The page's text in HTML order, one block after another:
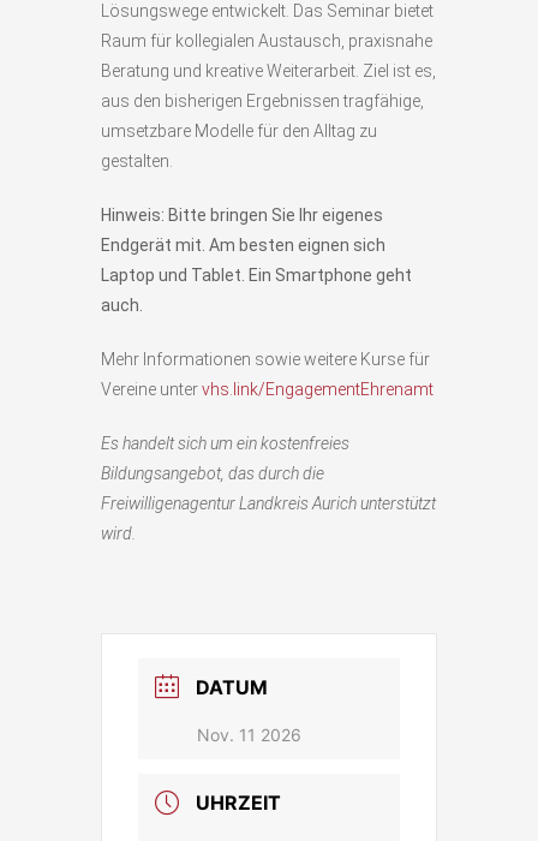
Lösungswege entwickelt. Das Seminar bietet
Raum für kollegialen Austausch, praxisnahe
Beratung und kreative Weiterarbeit. Ziel ist es,
aus den bisherigen Ergebnissen tragfähige,
umsetzbare Modelle für den Alltag zu
gestalten.
Hinweis: Bitte bringen Sie Ihr eigenes
Endgerät mit. Am besten eignen sich
Laptop und Tablet. Ein Smartphone geht
auch.
Mehr Informationen sowie weitere Kurse für
Vereine untervhs.link/EngagementEhrenamt
Es handelt sich um ein kostenfreies
Bildungsangebot, das durch die
Freiwilligenagentur Landkreis Aurich unterstützt
wird.
DATUM
Nov. 11 2026
UHRZEIT